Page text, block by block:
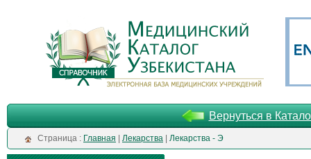
Вернуться в
Cтраница : Главная Лекарства Лекарства - Э